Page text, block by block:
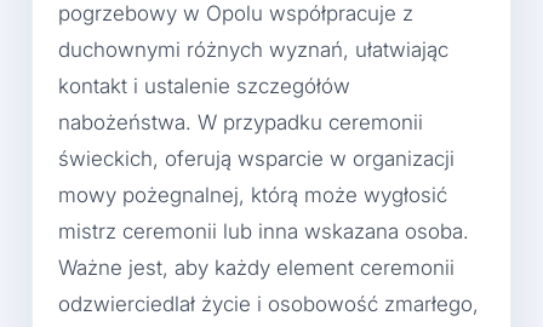
pogrzebowy w Opolu współpracuje z
duchownymi różnych wyznań, ułatwiając
kontakt i ustalenie szczegółów
nabożeństwa. W przypadku ceremonii
świeckich, oferują wsparcie w organizacji
mowy pożegnalnej, którą może wygłosić
mistrz ceremonii lub inna wskazana osoba.
Ważne jest, aby każdy element ceremonii
odzwierciedlał życie i osobowość zmarłego,